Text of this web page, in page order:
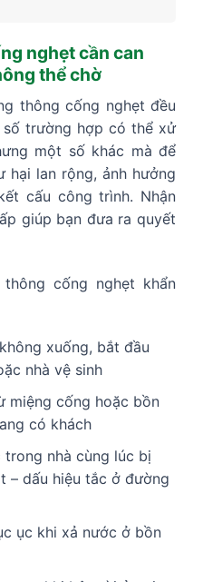
nghẹt cần can
thể chờ
thông cống nghẹt đều
trường hợp có thể xử
một số khác mà để
hại lan rộng, ảnh hưởng
cấu công trình. Nhận
giúp bạn đưa ra quyết
cống nghẹt khẩn
xuống, bắt đầu
nhà vệ sinh
miệng cống hoặc bồn
có khách
nhà cùng lúc bị
– dấu hiệu tắc ở đường
ục khi xả nước ở bồn